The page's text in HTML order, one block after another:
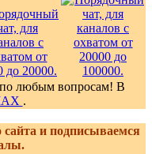
по любым вопросам! В
.
сайта и подписываемся